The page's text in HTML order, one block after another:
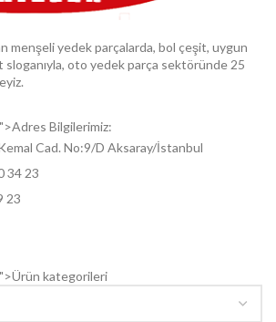
menşeli yedek parçalarda, bol çeşit, uygun
oto yedek parça sektöründe 25
Bilgilerimiz:
Cad. No:9/D Aksaray/İstanbul
34 23
23
kategorileri